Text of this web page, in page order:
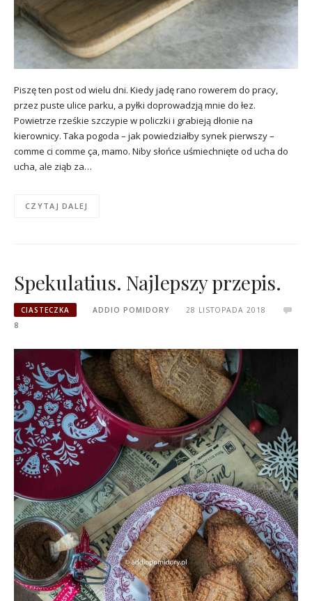
Piszę ten post od wielu dni. Kiedy jadę rano rowerem do pracy,
przez puste ulice parku, a pyłki doprowadzją mnie do łez.
Powietrze rześkie szczypie w policzki i grabieją dłonie na
kierownicy. Taka pogoda – jak powiedziałby synek pierwszy –
comme ci comme ça, mamo. Niby słońce uśmiechnięte od ucha do
ucha, ale ziąb za…
CZYTAJ DALEJ
Spekulatius. Najlepszy przepis.
CIASTECZKA ADDIO POMIDORY
28 LISTOPADA 2018
8